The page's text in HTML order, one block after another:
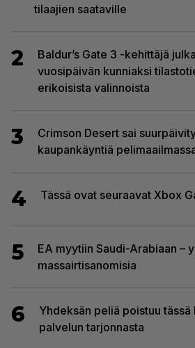
tilaajien saataville
2
Baldur’s Gate 3 -kehittäjä
vuosipäivän kunniaksi
erikoisista valinnoista
3
Crimson Desert sai
kaupankäyntiä
4 Tässä ovat seuraavat Xbox
5
EA myytiin Saudi-Arabiaan –
massairtisanomisia
6
Yhdeksän peliä poistuu tässä
palvelun tarjonnasta